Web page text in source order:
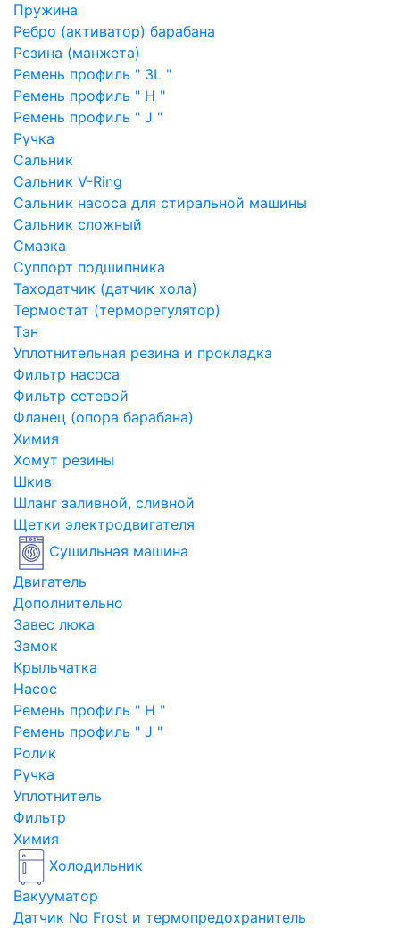
Пружина
Ребро (активатор) барабана
Резина (манжета)
Ремень профиль " 3L "
Ремень профиль " H "
Ремень профиль " J "
Ручка
Сальник
Сальник V-Ring
Сальник насоса для стиральной машины
Сальник сложный
Смазка
Суппорт подшипника
Таходатчик (датчик хола)
Термостат (терморегулятор)
Тэн
Уплотнительная резина и прокладка
Фильтр насоса
Фильтр сетевой
Фланец (опора барабана)
Химия
Хомут резины
Шкив
Шланг заливной, сливной
Щетки электродвигателя
Сушильная машина
Двигатель
Дополнительно
Завес люка
Замок
Крыльчатка
Насос
Ремень профиль " H "
Ремень профиль " J "
Ролик
Ручка
Уплотнитель
Фильтр
Химия
Холодильник
Вакууматор
Датчик No Frost и термопредохранитель